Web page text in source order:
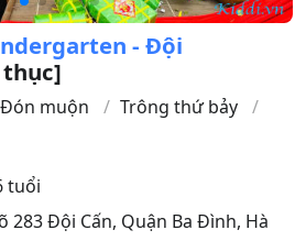
- Đội
Đón muộn
Trông thứ bảy
tuổi
283 Đội Cấn, Quận Ba Đình, Hà